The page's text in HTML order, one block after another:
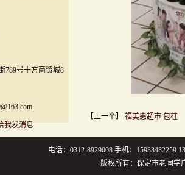
789号十方商贸城8
【上一个】 福美惠超市 包柱
电话：0312-8929008 手机：15933482259
版权所有：保定市老同学